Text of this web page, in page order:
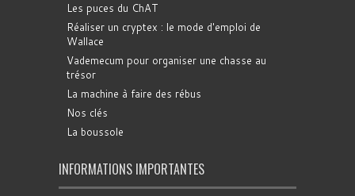
Les puces du ChAT
Réaliser un cryptex : le mode d'emploi de
Wallace
Vademecum pour organiser une chasse au
trésor
La machine à faire des rébus
Nos clés
La boussole
INFORMATIONS IMPORTANTES